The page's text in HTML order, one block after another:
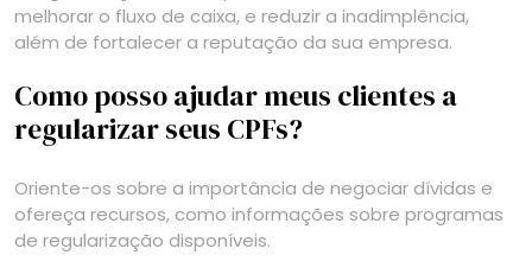
melhorar o fluxo de caixa, e reduzir a inadimplência,
além de fortalecer a reputação da sua empresa.
Como posso ajudar meus clientes a
regularizar seus CPFs?
Oriente-os sobre a importância de negociar dívidas e
ofereça recursos, como informações sobre programas
de regularização disponíveis.